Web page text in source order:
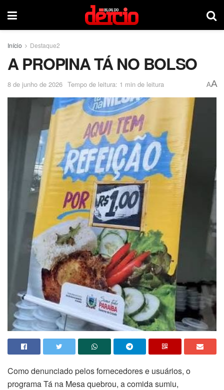
Início Destaque2
A PROPINA TÁ NO BOLSO
8 de junho de 2026 Tempo de leitura: 1 min de leitura AA
Como denunciado pelos fornecedores e usuários, o
programa Tá na Mesa quebrou, a comida sumiu,